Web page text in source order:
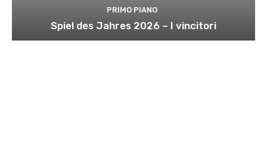
PRIMO PIANO
Spiel des Jahres 2026 – I vincitori